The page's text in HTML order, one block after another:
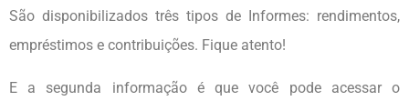
São disponibilizados três tipos de Informes: rendimentos,
empréstimos e contribuições. Fique atento!
E a segunda informação é que você pode acessar o